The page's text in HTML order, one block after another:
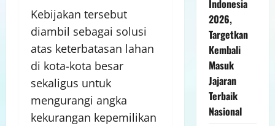
Kebijakan tersebut
diambil sebagai solusi
atas keterbatasan lahan
di kota-kota besar
sekaligus untuk
mengurangi angka
kekurangan kepemilikan
Indonesia
2026,
Targetkan
Kembali
Masuk
Jajaran
Terbaik
Nasional